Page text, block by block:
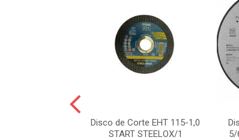
Disco de Corte EHT 115-1,0
START STEELOX/1
5/